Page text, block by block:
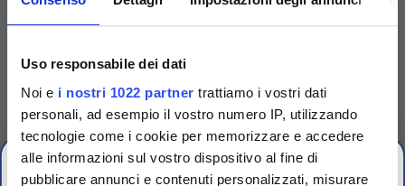
Uso responsabile dei dati
Noi e i nostri 1022 partner trattiamo i vostri dati
personali, ad esempio il vostro numero IP, utilizzando
tecnologie come i cookie per memorizzare e accedere
alle informazioni sul vostro dispositivo al fine di
pubblicare annunci e contenuti personalizzati, misurare
CodiceTRG90001
dischetti
Dispenser singolo in plastica
per espellere uno a uno i
dischetti dalle cartucce.
Accedi Per visualizzare